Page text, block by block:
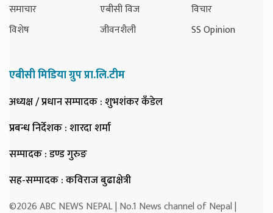
समाचार
विशेष
एबीसी विज
जीवनशैली
विचार
SS Opinion
एबीसी मिडिया ग्रुप प्रा.लि.टीम
अध्यक्ष / प्रधान सम्पादक: शुभशंकर कँडेल
प्रबन्ध निर्देशक: शारदा शर्मा
सम्पादक: डण्ड गुरुङ
सह-सम्पादक: कविराज बुढाक्षेत्री
©2026 ABC NEWS NEPAL | No.1 News channel of Nepal |